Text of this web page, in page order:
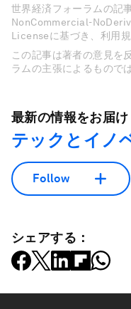
世界経済フォーラムの
NonCommercial-
Licenseに基づき、利用
この記事は著者の意見を
ラムの主張によるもので
最新の情報をお届け
テックとイノ
Follow
シェアする：